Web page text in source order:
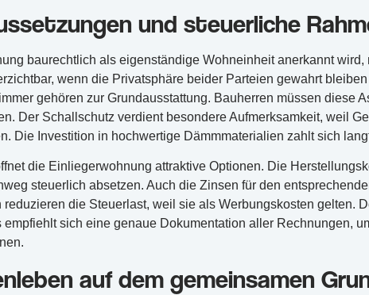
und steuerliche
baurechtlich als eigenständige Wohneinheit anerkannt
wenn die Privatsphäre beider Parteien gewahrt
gehören zur Grundausstattung. Bauherren müssen diese
Der Schallschutz verdient besondere Aufmerksamkeit, weil
Die Investition in hochwertige Dämmmaterialien zahlt sich
die Einliegerwohnung attraktive Optionen. Die
steuerlich absetzen. Auch die Zinsen für den
die Steuerlast, weil sie als Werbungskosten gelten.
empfiehlt sich eine genaue Dokumentation aller Rechnungen,
auf dem gemeinsamen